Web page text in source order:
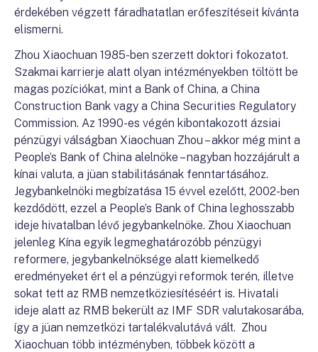
érdekében végzett fáradhatatlan erőfeszítéseit kívánta
elismerni.
Zhou Xiaochuan 1985-ben szerzett doktori fokozatot.
Szakmai karrierje alatt olyan intézményekben töltött be
magas pozíciókat, mint a Bank of China, a China
Construction Bank vagy a China Securities Regulatory
Commission. Az 1990-es végén kibontakozott ázsiai
pénzügyi válságban Xiaochuan Zhou – akkor még mint a
People’s Bank of China alelnöke – nagyban hozzájárult a
kínai valuta, a jüan stabilitásának fenntartásához.
Jegybankelnöki megbízatása 15 évvel ezelőtt, 2002-ben
kezdődött, ezzel a People’s Bank of China leghosszabb
ideje hivatalban lévő jegybankelnöke. Zhou Xiaochuan
jelenleg Kína egyik legmeghatározóbb pénzügyi
reformere, jegybankelnöksége alatt kiemelkedő
eredményeket ért el a pénzügyi reformok terén, illetve
sokat tett az RMB nemzetköziesítéséért is. Hivatali
ideje alatt az RMB bekerült az IMF SDR valutakosarába,
így a jüan nemzetközi tartalékvalutává vált. Zhou
Xiaochuan több intézményben, többek között a